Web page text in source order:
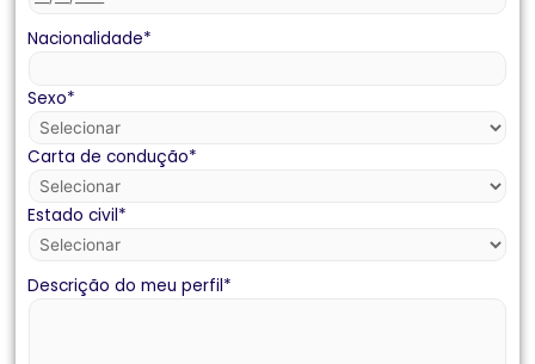
Nacionalidade*
Sexo*
Carta de condução*
Estado civil*
Descrição do meu perfil*